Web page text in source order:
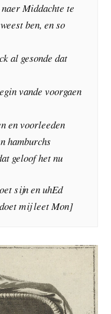
Middachte te
ben, en so
al gesonde dat
vande voorgaen
en voorleeden
hamburchs
geloof het nu
sijn en uhEd
mij leet Mon]